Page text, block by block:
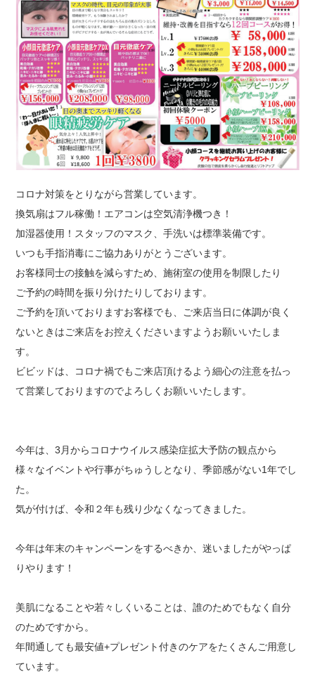
コロナ対策をとりながら営業しています。
換気扇はフル稼働！エアコンは空気清浄機つき！
加湿器使用！スタッフのマスク、手洗いは標準装備です。
いつも手指消毒にご協力ありがとうございます。
お客様同士の接触を減らすため、施術室の使用を制限したり
ご予約の時間を振り分けたりしております。
ご予約を頂いておりますお客様でも、ご来店当日に体調が良く
ないときはご来店をお控えくださいますようお願いいたしま
す。
ビビッドは、コロナ禍でもご来店頂けるよう細心の注意を払っ
て営業しておりますのでよろしくお願いいたします。
今年は、3月からコロナウイルス感染症拡大予防の観点から
様々なイベントや行事がちゅうしとなり、季節感がない1年でし
た。
気が付けば、令和２年も残り少なくなってきました。
今年は年末のキャンペーンをするべきか、迷いましたがやっぱ
りやります！
美肌になることや若々しくいることは、誰のためでもなく自分
のためですから。
年間通しても最安値+プレゼント付きのケアをたくさんご用意し
ています。